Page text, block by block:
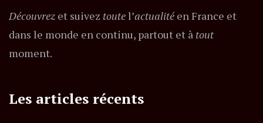
Découvrez et suivez toutel’actualitéen France et
dans le monde en continu, partout et à tout
moment.
Les articles récents